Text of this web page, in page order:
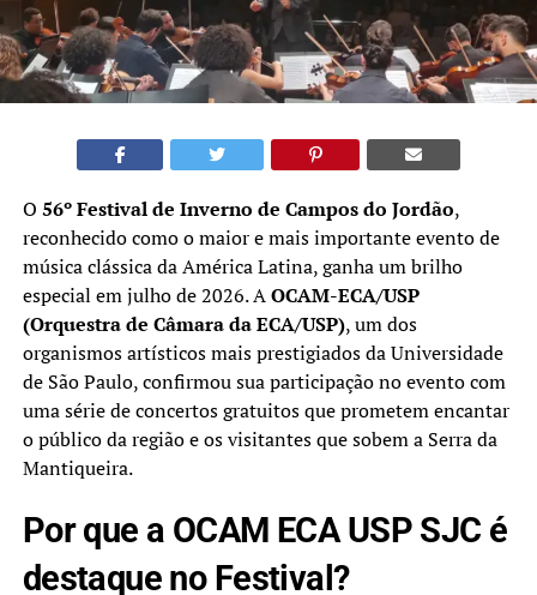
O 56º Festival de Inverno de Campos do Jordão,
reconhecido como o maior e mais importante evento de
música clássica da América Latina, ganha um brilho
especial em julho de 2026. AOCAM-ECA/USP
(Orquestra de Câmara da ECA/USP), um dos
organismos artísticos mais prestigiados da Universidade
de São Paulo, confirmou sua participação no evento com
uma série de concertos gratuitos que prometem encantar
o público da região e os visitantes que sobem a Serra da
Mantiqueira.
Por que a OCAM ECA USP SJC é
destaque no Festival?